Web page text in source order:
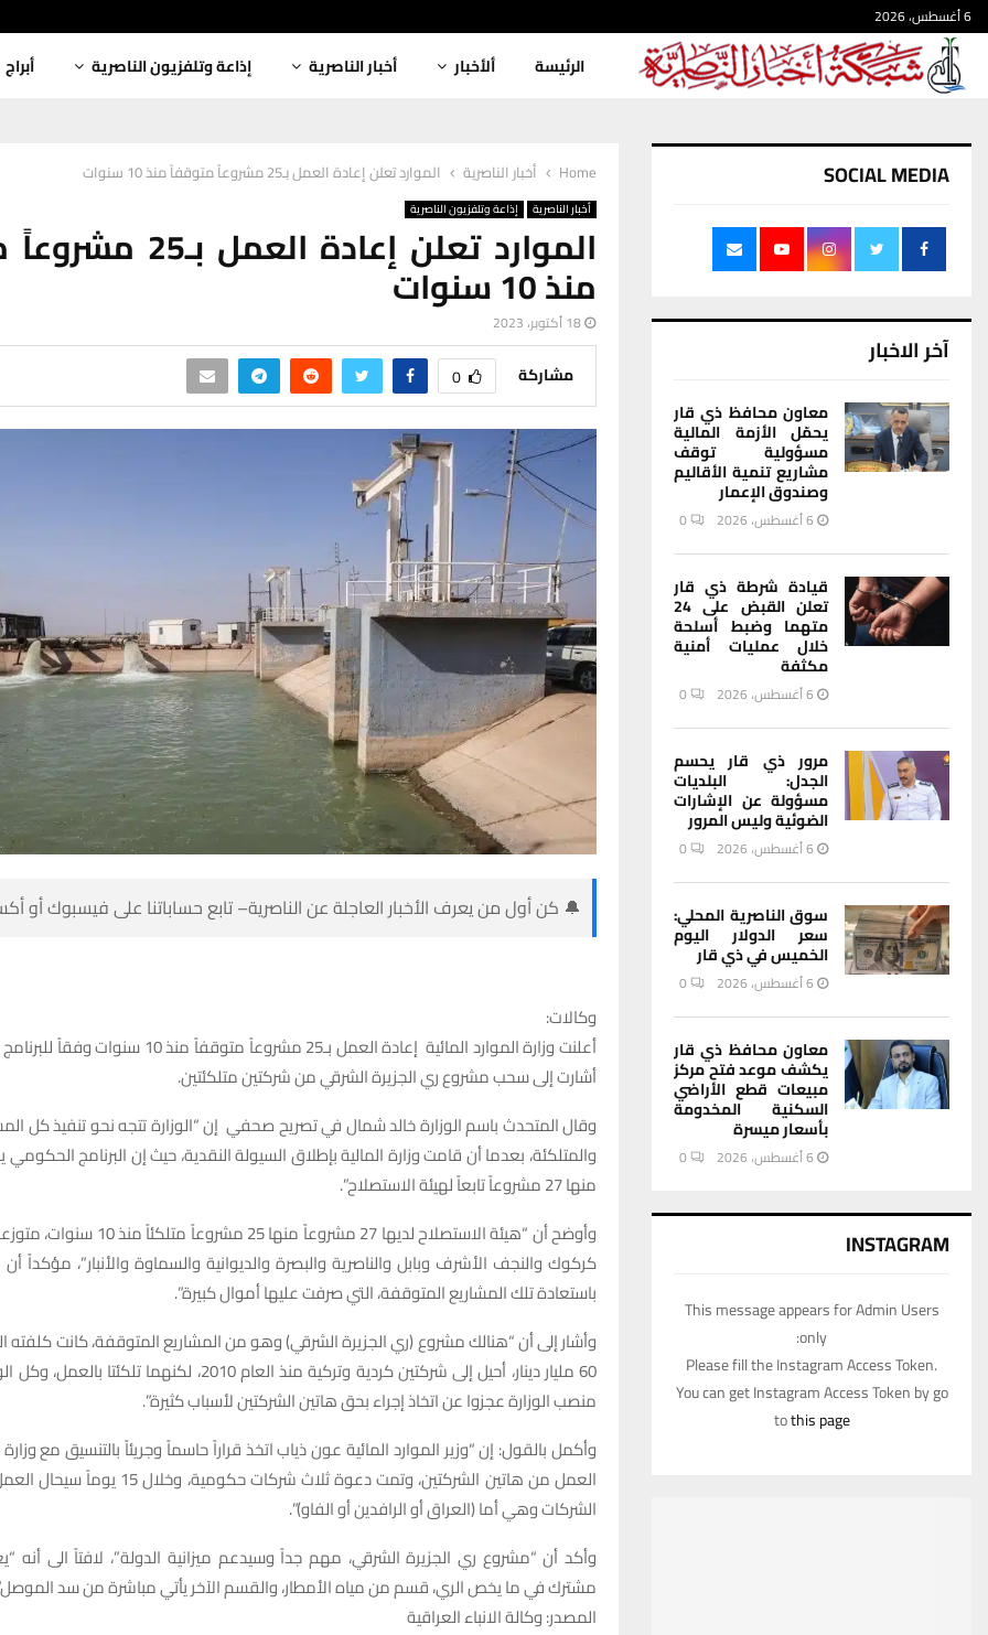
6 أغسطس، 2026
الرئيسة ألأخبار أخبار الناصرية إذاعة وتلفزيون الناصرية أبراج
Home أخبار الناصرية الموارد تعلن إعادة العمل بـ25 مشروعاً متوقفاً منذ 10 سنوات
أخبار الناصرية إذاعة وتلفزيون الناصرية
الموارد تعلن إعادة
منذ 10 سنوات
18 أكتوبر، 2023
مشاركة 0
🔔 كن أول من يعرف الأخبار العاجلة عن الناصرية– تابع حساباتنا على فيسبوك أو
وكالات:
أعلنت وزارة الموارد المائية إعادة العمل بـ25 مشروعاً
أشارت إلى سحب مشروع ري الجزيرة الشرقي من شركتين متلكئتين.
وقال المتحدث باسم الوزارة خالد شمال في تصريح صحفي إن “الوزارة تتجه نحو تنفيذ كل
منها 27 مشروعاً تابعاً لهيئة الاستصلاح”.
وأوضح أن “هيئة الاستصلاح لديها 27 مشروعاً
كركوك والنجف الأشرف وبابل والناصرية والبصرة والديوانية والسماوة والأنبار”، مؤكداً
باستعادة تلك المشاريع المتوقفة، التي صرفت عليها أموال كبيرة”.
وأشار إلى أن “هنالك مشروع (ري الجزيرة الشرقي) وهو من المشاريع المتوقفة، كانت كلفته
60 مليار دينار، أحيل إلى شركتين كردية وتركية منذ العام 2010، لكنهما
منصب الوزارة عجزوا عن اتخاذ إجراء بحق هاتين الشركتين لأسباب كثيرة”.
وأكمل بالقول: إن “وزير الموارد المائية عون ذياب اتخذ قراراً حاسماً وجريئاً بالتنسيق مع
العمل من هاتين الشركتين، وتمت دعوة ثلاث
الشركات وهي أما (العراق أو الرافدين أو الفاو)”.
وأكد أن “مشروع ري الجزيرة الشرقي، مهم جداً وسيدعم ميزانية الدولة”، لافتاً الى
مشترك في ما يخص الري، قسم من مياه الأمطار، والقسم الآخر يأتي مباشرة من سد
المصدر: وكالة الانباء العراقية
SOCIAL MEDIA
آخر الاخبار
معاون محافظ ذي قار
يحمّل الأزمة المالية
مسؤولية توقف
مشاريع تنمية الأقاليم
وصندوق الإعمار
6 أغسطس، 2026 0
قيادة شرطة ذي قار
تعلن القبض على 24
متهما وضبط أسلحة
خلال عمليات أمنية
مكثفة
6 أغسطس، 2026 0
مرور ذي قار يحسم
الجدل: البلديات
مسؤولة عن الإشارات
الضوئية وليس المرور
6 أغسطس، 2026 0
سوق الناصرية المحلي:
سعر الدولار اليوم
الخميس في ذي قار
6 أغسطس، 2026 0
معاون محافظ ذي قار
يكشف موعد فتح مركز
مبيعات قطع الأراضي
السكنية المخدومة
بأسعار ميسرة
6 أغسطس، 2026 0
INSTAGRAM
This message appears for Admin Users
only:
Please fill the Instagram Access Token.
You can get Instagram Access Token by go
tothis page